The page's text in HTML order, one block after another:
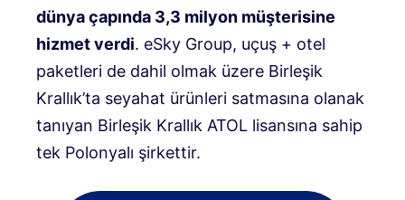
dünya çapında 3,3 milyon müşterisine
hizmet verdi. eSky Group, uçuş + otel
paketleri de dahil olmak üzere Birleşik
Krallık’ta seyahat ürünleri satmasına olanak
tanıyan Birleşik Krallık ATOL lisansına sahip
tek Polonyalı şirkettir.